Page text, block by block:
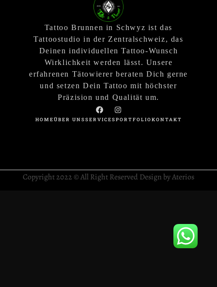
Tattoo Brunnen in Schwyz ist das
Tattoostudio in der Zentralschweiz, das
Deinen individuellen Tattoo-Wunsch
Wirklichkeit werden lässt. Unsere
erfahrenen Tätowierer beraten Dich gerne
und setzen Dein Tattoo mit höchster
Präzision und Qualität um.
HOMEÜBER UNSSERVICESPORTFOLIOKONTAKT
Copyright 2022 © All Right Reserved Design by Aterios